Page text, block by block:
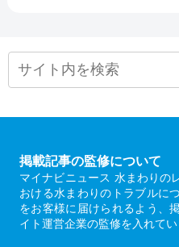
掲載記事の監修について
マイナビニュース 水まわりの
おける水まわりのトラブルに
をお客様に届けられるよう、
イト運営企業の監修を入れてい